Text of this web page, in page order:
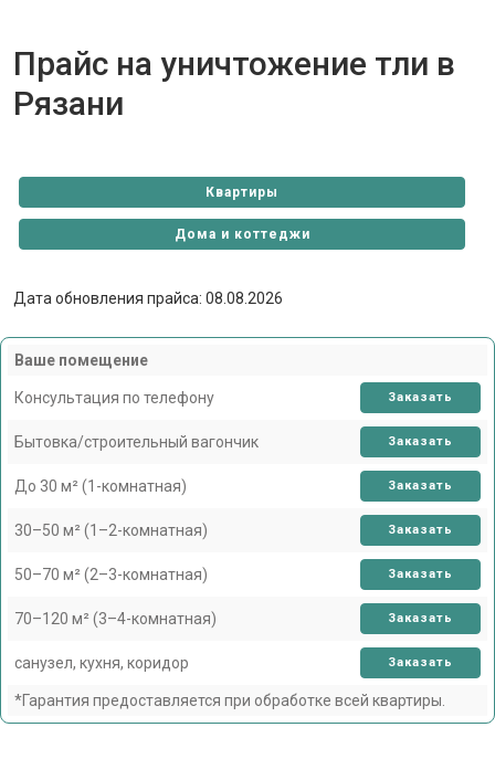
Прайс на уничтожение тли в
Рязани
Квартиры
Дома и коттеджи
Дата обновления прайса: 08.08.2026
Ваше помещение
Консультация по телефону Заказать
Бытовка/строительный вагончик Заказать
До 30 м² (1-комнатная) Заказать
30–50 м² (1–2-комнатная) Заказать
50–70 м² (2–3-комнатная) Заказать
70–120 м² (3–4-комнатная) Заказать
санузел, кухня, коридор Заказать
*Гарантия предоставляется при обработке всей квартиры.